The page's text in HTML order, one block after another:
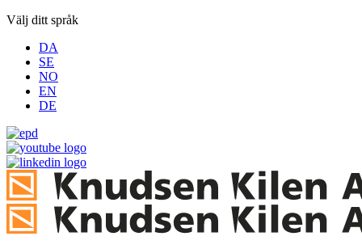
Välj ditt språk
DA
SE
NO
EN
DE